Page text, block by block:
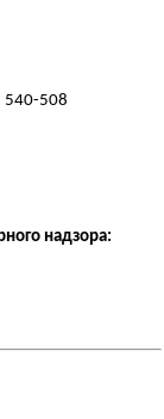
540-508
надзора: